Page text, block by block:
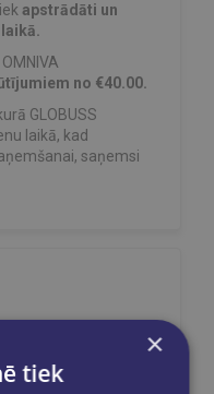
apstrādāti un
no €40.00.
GLOBUSS
laikā, kad
saņemsi
×
tiek